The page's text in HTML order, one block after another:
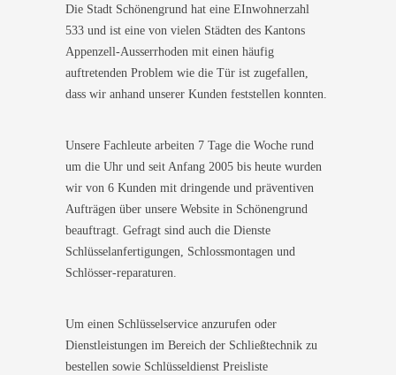
Die Stadt Schönengrund hat eine EInwohnerzahl
533 und ist eine von vielen Städten des Kantons
Appenzell-Ausserrhoden mit einen häufig
auftretenden Problem wie die Tür ist zugefallen,
dass wir anhand unserer Kunden feststellen konnten.
Unsere Fachleute arbeiten 7 Tage die Woche rund
um die Uhr und seit Anfang 2005 bis heute wurden
wir von 6 Kunden mit dringende und präventiven
Aufträgen über unsere Website in Schönengrund
beauftragt. Gefragt sind auch die Dienste
Schlüsselanfertigungen, Schlossmontagen und
Schlösser-reparaturen.
Um einen Schlüsselservice anzurufen oder
Dienstleistungen im Bereich der Schließtechnik zu
bestellen sowie Schlüsseldienst Preisliste